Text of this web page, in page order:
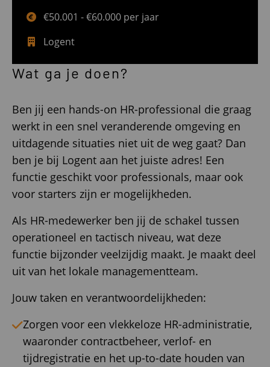
€50.001 - €60.000 per jaar
Logent
Wat ga je doen?
Ben jij een hands-on HR-professional die graag
werkt in een snel veranderende omgeving en
uitdagende situaties niet uit de weg gaat? Dan
ben je bij Logent aan het juiste adres! Een
functie geschikt voor professionals, maar ook
voor starters zijn er mogelijkheden.
Als HR-medewerker ben jij de schakel tussen
operationeel en tactisch niveau, wat deze
functie bijzonder veelzijdig maakt. Je maakt deel
uit van het lokale managementteam.
Jouw taken en verantwoordelijkheden:
Zorgen voor een vlekkeloze HR-administratie,
waaronder contractbeheer, verlof- en
tijdregistratie en het up-to-date houden van